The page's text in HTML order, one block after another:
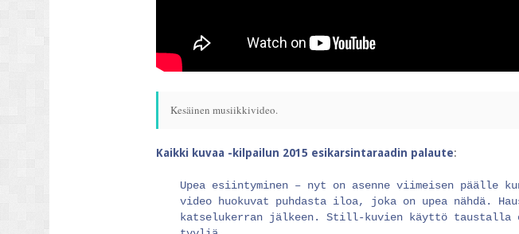
Kesäinen musiikkivideo.
Kaikki kuvaa -kilpailun 2015 esikarsintaraadin palaute:
Upea esiintyminen – nyt on asenne viimeisen
video huokuvat puhdasta iloa, joka on upea nähdä.
katselukerran jälkeen. Still-kuvien käyttö taustalla